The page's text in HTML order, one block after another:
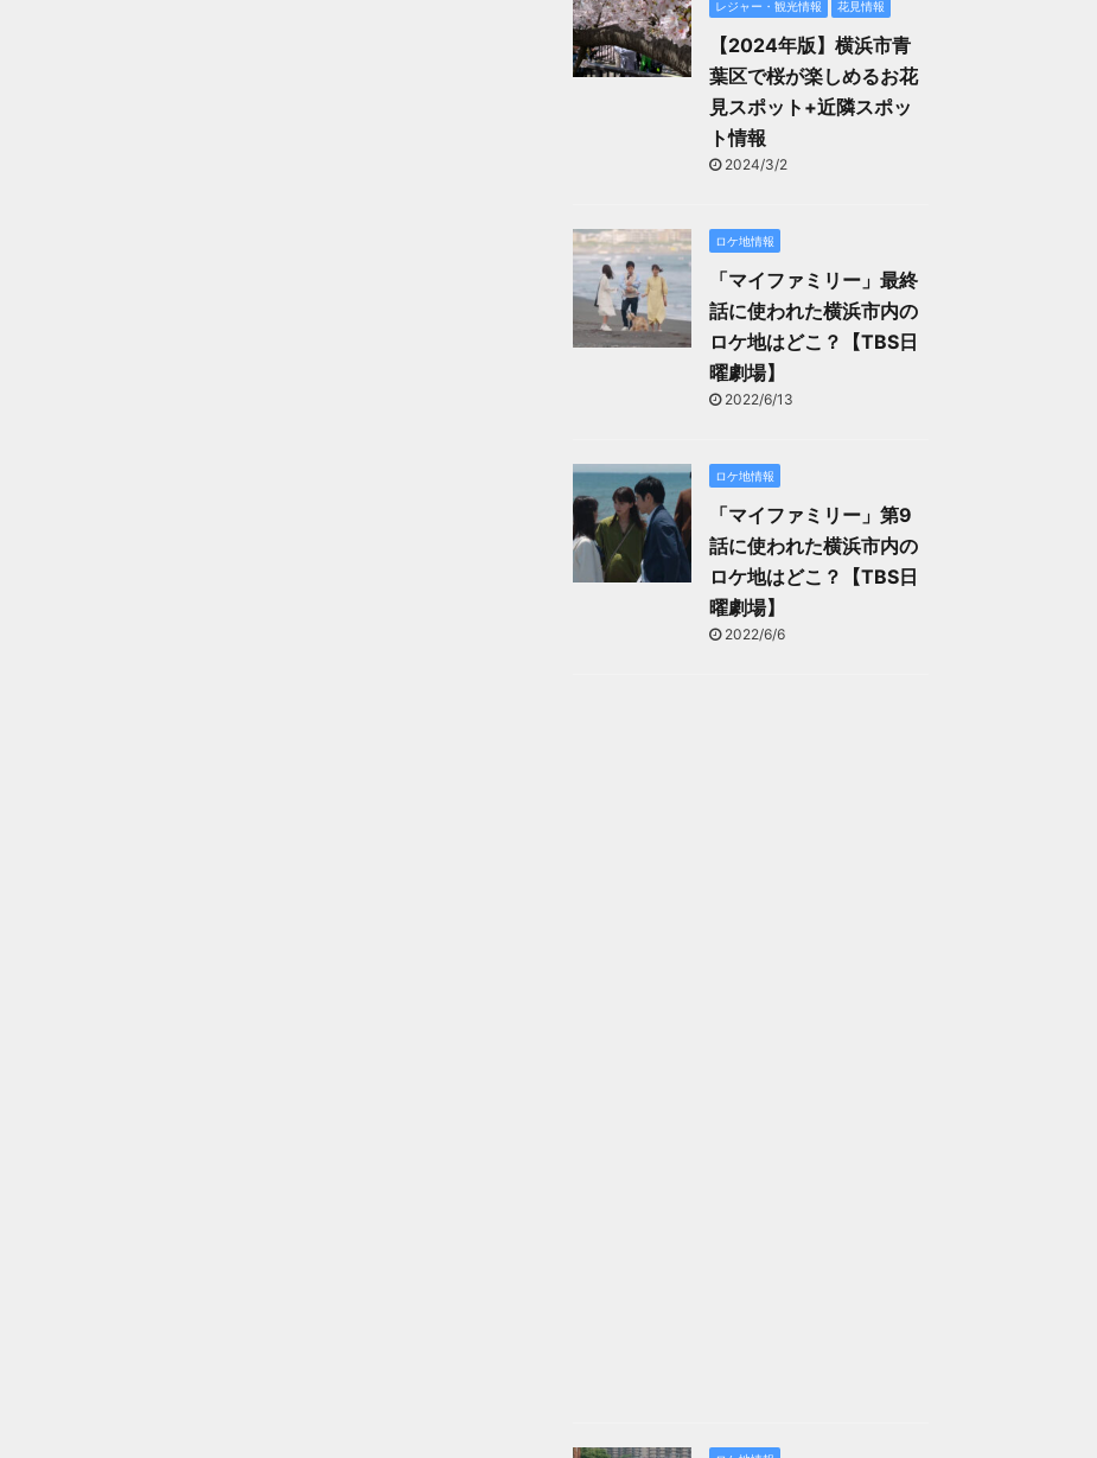
レジャー・観光情報 花見情報
【2024年版】横浜市青
葉区で桜が楽しめるお花
見スポット+近隣スポッ
ト情報
2024/3/2
ロケ地情報
「マイファミリー」最終
話に使われた横浜市内の
ロケ地はどこ？【TBS日
曜劇場】
2022/6/13
ロケ地情報
「マイファミリー」第9
話に使われた横浜市内の
ロケ地はどこ？【TBS日
曜劇場】
2022/6/6